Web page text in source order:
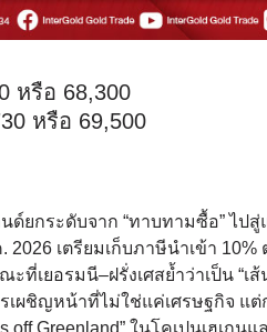
หรือ 68,300
หรือ 69,500
ยกระดับจาก “ทาบทามซื้อ” ไป
2026 เตรียมเก็บภาษีนำเข้า
ที่เยอรมนี–ฝรั่งเศสย้ำว่าเป็น “
เผชิญหน้าที่ไม่ใช่แค่เศรษฐกิจ แ